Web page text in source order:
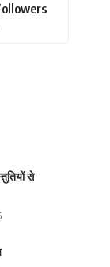
से